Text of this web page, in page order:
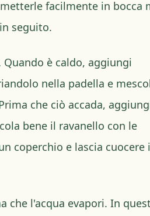
facilmente in bocca
seguito.
è caldo, aggiungi
nella padella e
che ciò accada,
bene il ravanello con le
coperchio e lascia cuocere
che l'acqua evapori. In